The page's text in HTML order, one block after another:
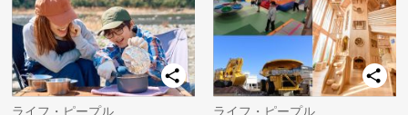
ライフ・ピープル ライフ・ピープル